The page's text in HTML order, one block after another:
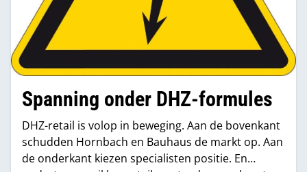
Spanning onder DHZ-formules
DHZ-retail is volop in beweging. Aan de bovenkant
schudden Hornbach en Bauhaus de markt op. Aan
de onderkant kiezen specialisten positie. En